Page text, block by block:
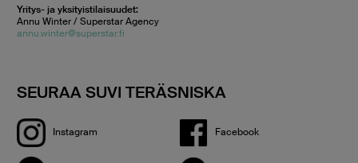
Yritys- ja yksityistilaisuudet:
Annu Winter / Superstar Agency
annu.winter@superstar.fi
SEURAA SUVI TERÄSNISKA
Instagram Facebook